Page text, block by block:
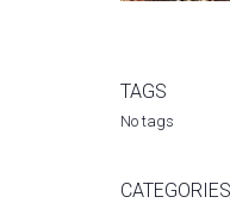
TAGS
No tags
CATEGORIES